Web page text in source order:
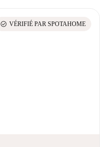
check_circle VÉRIFIÉ PAR SPOTAHOME